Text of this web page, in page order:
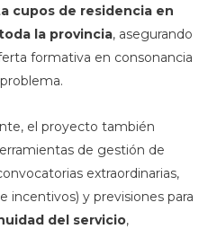
cupos de residencia en
la provincia, asegurando
formativa en consonancia
el proyecto también
de gestión de
extraordinarias,
incentivos) y previsiones para
del servicio,